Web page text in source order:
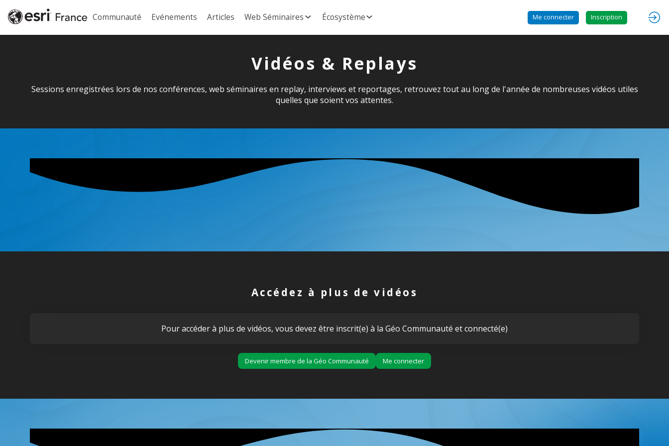
Communauté Evénements Articles Web Séminaires Écosystème Me connecter Inscription
Vidéos & Replays
Sessions enregistrées lors de nos conférences, web séminaires en replay, interviews et reportages, retrouvez tout au long de l'année de nombreuses vidéos utiles
quelles que soient vos attentes.
Accédez à plus de vidéos
Pour accéder à plus de vidéos, vous devez être inscrit(e) à la Géo Communauté et connecté(e)
Devenir membre de la Géo Communauté Me connecter